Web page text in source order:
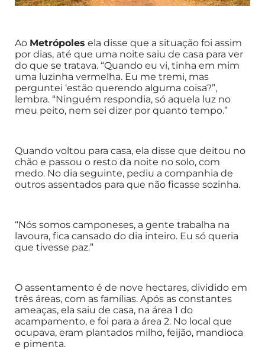
Ao Metrópoles ela disse que a situação foi assim
por dias, até que uma noite saiu de casa para ver
do que se tratava. “Quando eu vi, tinha em mim
uma luzinha vermelha. Eu me tremi, mas
perguntei ‘estão querendo alguma coisa?”,
lembra. “Ninguém respondia, só aquela luz no
meu peito, nem sei dizer por quanto tempo.”
Quando voltou para casa, ela disse que deitou no
chão e passou o resto da noite no solo, com
medo. No dia seguinte, pediu a companhia de
outros assentados para que não ficasse sozinha.
“Nós somos camponeses, a gente trabalha na
lavoura, fica cansado do dia inteiro. Eu só queria
que tivesse paz.”
O assentamento é de nove hectares, dividido em
três áreas, com as famílias. Após as constantes
ameaças, ela saiu de casa, na área 1 do
acampamento, e foi para a área 2. No local que
ocupava, eram plantados milho, feijão, mandioca
e pimenta.